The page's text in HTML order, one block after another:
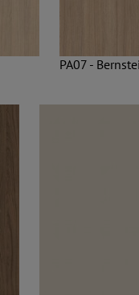
PA07 -